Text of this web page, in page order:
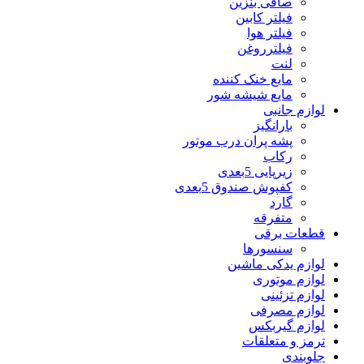
فیلتر کابین
فیلتر هوا
فیلترروغن
لنت
مایع خنک کننده
مایع شیشه شور
لوازم جانبی
بارانگیز
پشه پران درب موتور
رکاب
زیرپایی 5بعدی
کفپوش صندوق 5بعدی
گارد
متفرقه
قطعات برقی
سنسورها
لوازم یدکی ماشین
لوازم موتوری
لوازم تزئینی
لوازم مصرفی
لوازم گیربکس
ترمز و متعلقات
جلوبندی